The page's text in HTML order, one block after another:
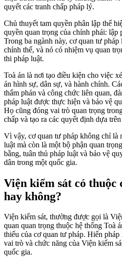
quyết các tranh chấp pháp lý.
Chủ thuyết tam quyền phân lập thể
quyền quan trọng của chính phái: lập
Trong ba ngành này, cơ quan tư
chính thể, và nó có nhiệm vụ quan
thi pháp luật.
Toà án là nơi tạo điều kiện cho việc
án hình sự, dân sự, và hành chính.
thẩm phán và công chức liên quan,
pháp luật được thực hiện và bảo vệ
Họ cũng đóng vai trò quan trọng
chấp và tạo ra các quyết định dựa
Vì vậy, cơ quan tư pháp không chỉ là
luật mà còn là một bộ phận quan
bằng, tuân thủ pháp luật và bảo vệ
dân trong một quốc gia.
Viện kiểm sát có thuộc
hay không?
Viện kiểm sát, thường được gọi là
quan quan trọng thuộc hệ thống Toà
thiếu của cơ quan tư pháp. Hiến
vai trò và chức năng của Viện kiểm
quốc gia.